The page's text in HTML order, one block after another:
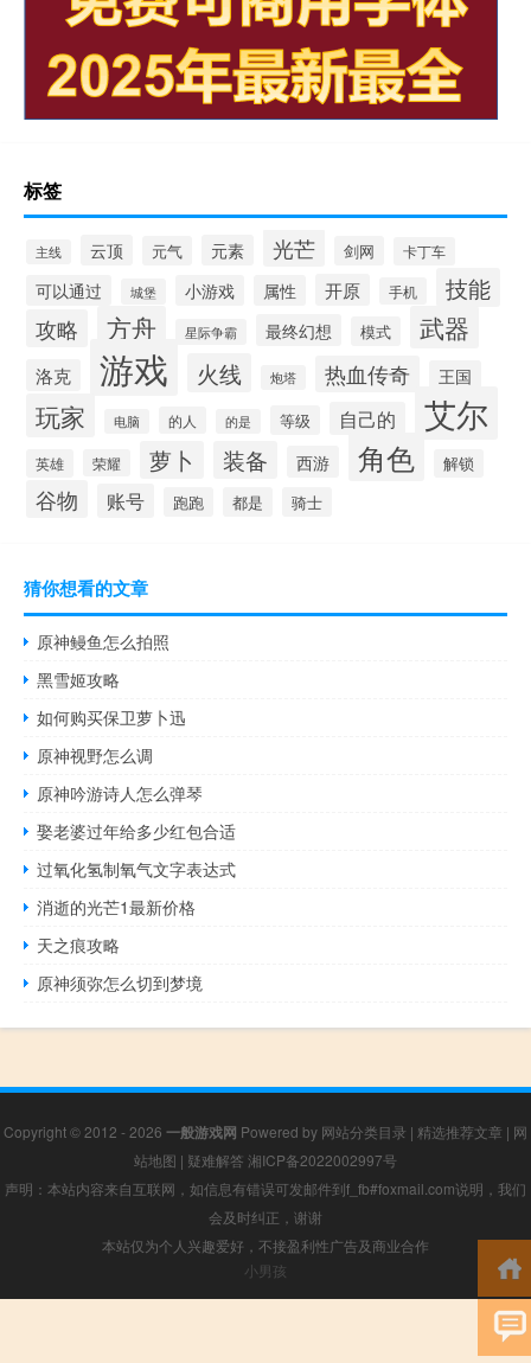
标签
主线 云顶 元气 元素 光芒 剑网 卡丁车
可以通过 城堡 小游戏 属性 开原 手机 技能
攻略 方舟 星际争霸 最终幻想 模式 武器
洛克 游戏 火线 炮塔 热血传奇 王国
玩家 电脑 的人 的是 等级 自己的 艾尔
英雄 荣耀 萝卜 装备 西游 角色 解锁
谷物 账号 跑跑 都是 骑士
猜你想看的文章
原神鳗鱼怎么拍照
黑雪姬攻略
如何购买保卫萝卜迅
原神视野怎么调
原神吟游诗人怎么弹琴
娶老婆过年给多少红包合适
过氧化氢制氧气文字表达式
消逝的光芒1最新价格
天之痕攻略
原神须弥怎么切到梦境
Copyright © 2012 - 2026 一般游戏网 Powered by 网站分类目录 | 精选推荐文章 | 网
站地图 | 疑难解答 湘ICP备2022002997号
声明：本站内容来自互联网，如信息有错误可发邮件到f_fb#foxmail.com说明，我们
会及时纠正，谢谢
本站仅为个人兴趣爱好，不接盈利性广告及商业合作
小男孩